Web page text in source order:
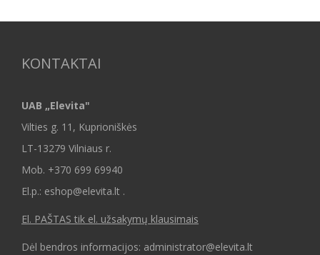
KONTAKTAI
UAB „Elevita"
Vilties g. 11, Kuprioniškės
LT-13279 Vilniaus r.
Mob. +370 699 69940
El.p.: eshop@elevita.lt .
El. PAŠTAS tik el. užsakymų klausimais
Dėl bendros informacijos: administrator@elevita.lt